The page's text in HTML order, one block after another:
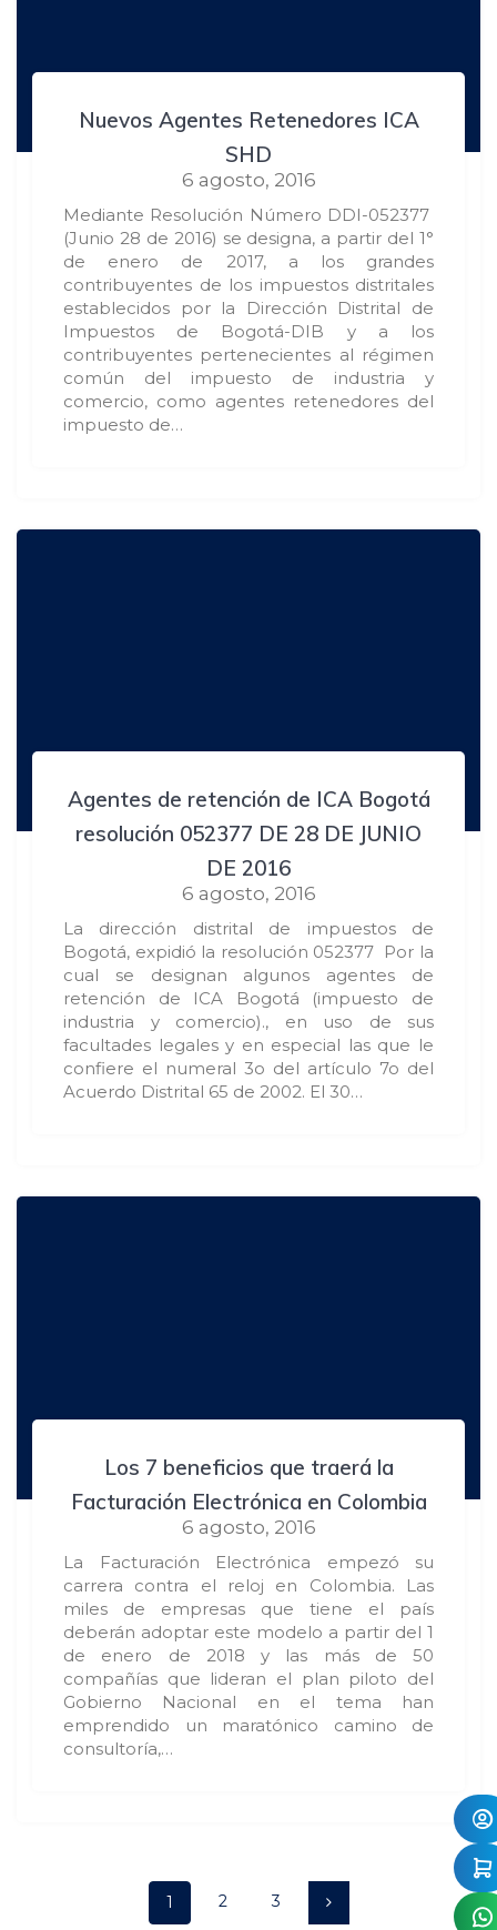
Nuevos Agentes Retenedores ICA
SHD
6 agosto, 2016
Mediante Resolución Número DDI-052377
(Junio 28 de 2016) se designa, a partir del 1°
de enero de 2017, a los grandes
contribuyentes de los impuestos distritales
establecidos por la Dirección Distrital de
Impuestos de Bogotá-DIB y a los
contribuyentes pertenecientes al régimen
común del impuesto de industria y
comercio, como agentes retenedores del
impuesto de…
Agentes de retención de ICA Bogotá
resolución 052377 DE 28 DE JUNIO
DE 2016
6 agosto, 2016
La dirección distrital de impuestos de
Bogotá, expidió la resolución 052377 Por la
cual se designan algunos agentes de
retención de ICA Bogotá (impuesto de
industria y comercio)., en uso de sus
facultades legales y en especial las que le
confiere el numeral 3o del artículo 7o del
Acuerdo Distrital 65 de 2002. El 30…
Los 7 beneficios que traerá la
Facturación Electrónica en Colombia
6 agosto, 2016
La Facturación Electrónica empezó su
carrera contra el reloj en Colombia. Las
miles de empresas que tiene el país
deberán adoptar este modelo a partir del 1
de enero de 2018 y las más de 50
compañías que lideran el plan piloto del
Gobierno Nacional en el tema han
emprendido un maratónico camino de
consultoría,…
Page
1 Page
2 Page
3